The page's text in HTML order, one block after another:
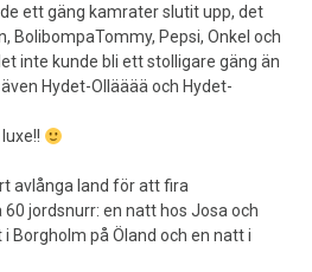
ett gäng kamrater slutit upp, det
BolibompaTommy, Pepsi, Onkel och
inte kunde bli ett stolligare gäng än
Hydet-Ollääää och Hydet-
avlånga land för att fira
jordsnurr: en natt hos Josa och
Borgholm på Öland och en natt i